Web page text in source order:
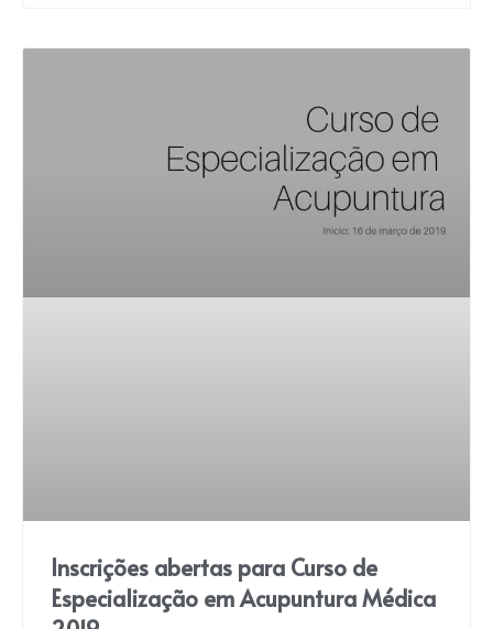
Inscrições abertas para Curso de
Especialização em Acupuntura Médica